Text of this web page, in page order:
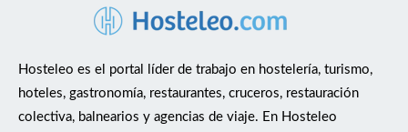
Hosteleo es el portal líder de trabajo en hostelería, turismo,
hoteles, gastronomía, restaurantes, cruceros, restauración
colectiva, balnearios y agencias de viaje. En Hosteleo